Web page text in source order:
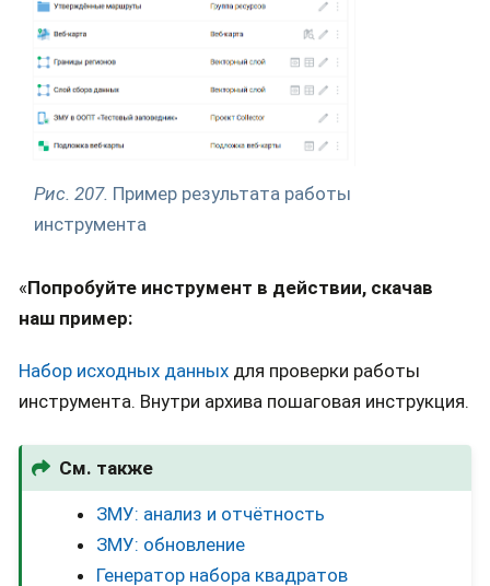
Рис. 207. Пример результата работы
инструмента
«Попробуйте инструмент в действии, скачав
наш пример:
Набор исходных данных для проверки работы
инструмента. Внутри архива пошаговая инструкция.
См. также
ЗМУ: анализ и отчётность
ЗМУ: обновление
Генератор набора квадратов